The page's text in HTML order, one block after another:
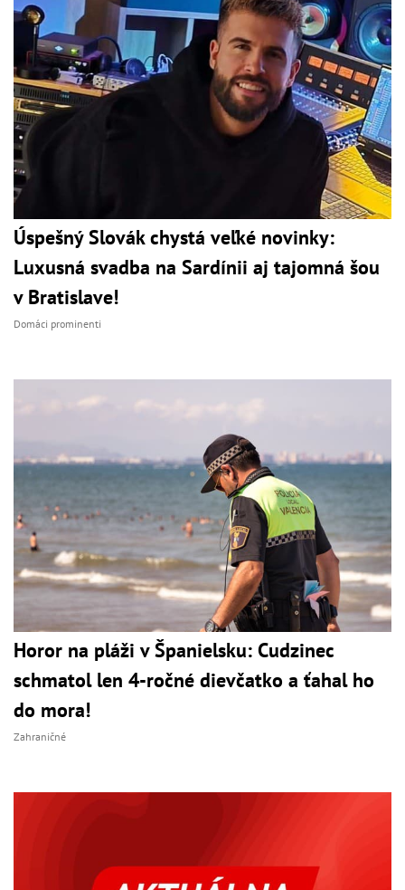
Úspešný Slovák chystá veľké novinky:
Luxusná svadba na Sardínii aj tajomná šou
v Bratislave!
Domáci prominenti
Horor na pláži v Španielsku: Cudzinec
schmatol len 4-ročné dievčatko a ťahal ho
do mora!
Zahraničné